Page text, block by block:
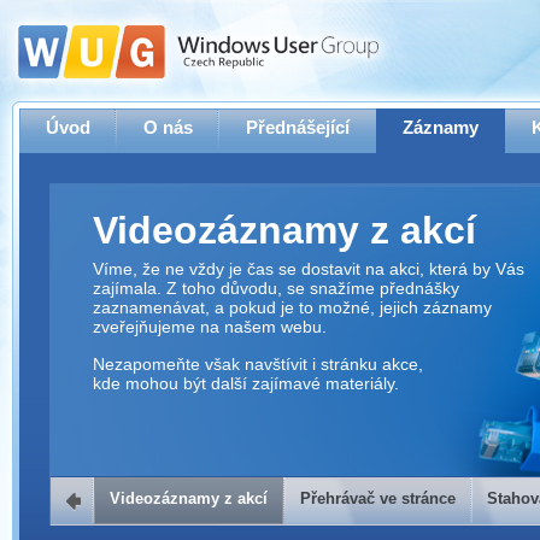
Úvod O nás Přednášející Záznamy
Videozáznamy z akcí
Víme, že ne vždy je čas se dostavit na akci, která by Vás
zajímala. Z toho důvodu, se snažíme přednášky
zaznamenávat, a pokud je to možné, jejich záznamy
zveřejňujeme na našem webu.
Nezapomeňte však navštívit i stránku akce,
kde mohou být další zajímavé materiály.
Přehrávač ve stránce
Videozáznamy z akcí Přehrávač ve stránce